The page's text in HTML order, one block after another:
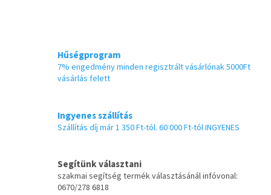
Hűségprogram
7% engedmény minden regisztrált vásárlónak 5000Ft
vásárlás felett
Ingyenes szállítás
Szállítás díj már 1 350 Ft-tól. 60 000 Ft-tól INGYENES
Segítünk választani
szakmai segítség termék választásánál infóvonal:
0670/278 6818